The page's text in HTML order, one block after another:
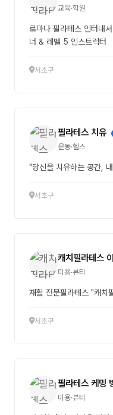
교육·학원
로마나 필라테스 인터내셔널 트레이
너 & 레벨 5 인스트럭터
서초구
필라테스 치유
운동·헬스
"당신을 치유하는 공간,
서초구
캐치필라테스
미용·뷰티
서초구
필라테스 케밍
미용·뷰티